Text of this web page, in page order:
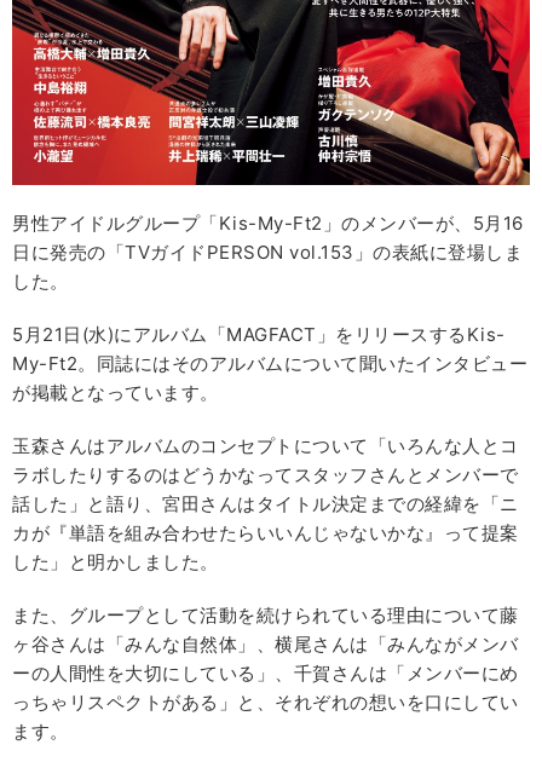
男性アイドルグループ「Kis-My-Ft2」のメンバーが、5月16
日に発売の「TVガイドPERSON vol.153」の表紙に登場しま
した。
5月21日(水)にアルバム「MAGFACT」をリリースするKis-
My-Ft2。同誌にはそのアルバムについて聞いたインタビュー
が掲載となっています。
玉森さんはアルバムのコンセプトについて「いろんな人とコ
ラボしたりするのはどうかなってスタッフさんとメンバーで
話した」と語り、宮田さんはタイトル決定までの経緯を「ニ
カが『単語を組み合わせたらいいんじゃないかな』って提案
した」と明かしました。
また、グループとして活動を続けられている理由について藤
ヶ谷さんは「みんな自然体」、横尾さんは「みんながメンバ
ーの人間性を大切にしている」、千賀さんは「メンバーにめ
っちゃリスペクトがある」と、それぞれの想いを口にしてい
ます。